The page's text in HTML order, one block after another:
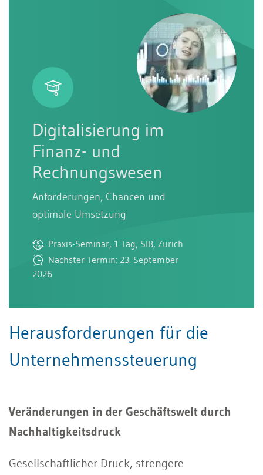
Digitalisierung im
Finanz- und
Rechnungswesen
Anforderungen, Chancen und
optimale Umsetzung
Praxis-Seminar, 1 Tag, SIB, Zürich
Nächster Termin: 23. September
2026
Herausforderungen für die
Unternehmenssteuerung
Veränderungen in der Geschäftswelt durch
Nachhaltigkeitsdruck
Gesellschaftlicher Druck, strengere